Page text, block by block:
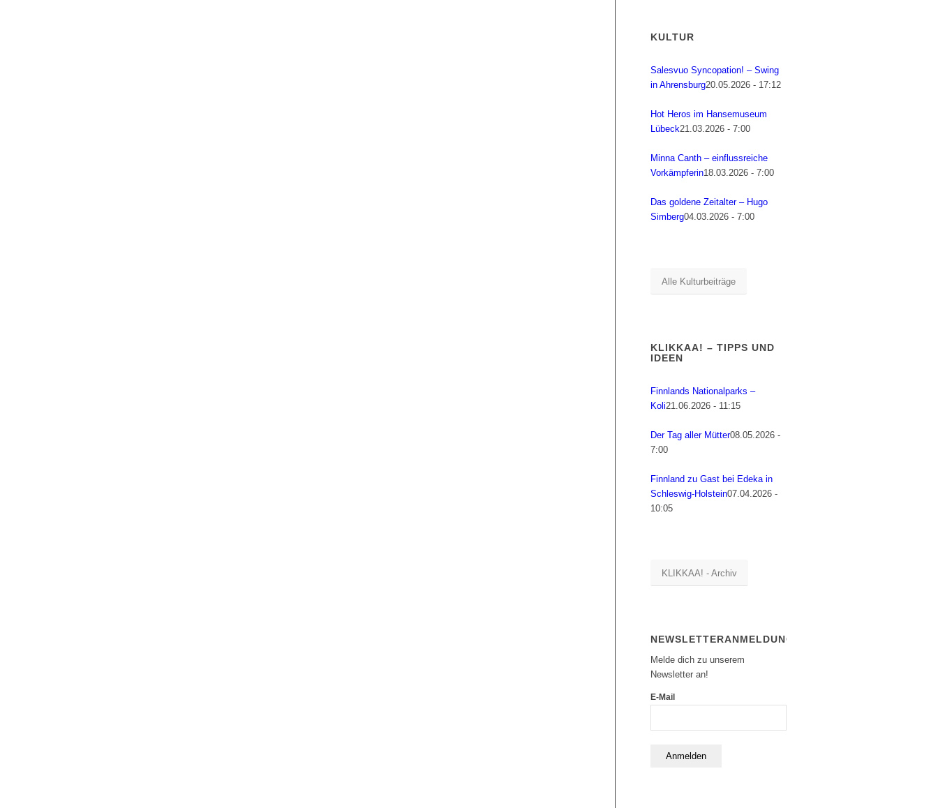
KULTUR
Salesvuo Syncopation! – Swing
in Ahrensburg20.05.2026 - 17:12
Hot Heros im Hansemuseum
Lübeck21.03.2026 - 7:00
Minna Canth – einflussreiche
Vorkämpferin18.03.2026 - 7:00
Das goldene Zeitalter – Hugo
Simberg04.03.2026 - 7:00
Alle Kulturbeiträge
KLIKKAA! – TIPPS UND
IDEEN
Finnlands Nationalparks –
Koli21.06.2026 - 11:15
Der Tag aller Mütter08.05.2026 -
7:00
Finnland zu Gast bei Edeka in
Schleswig-Holstein07.04.2026 -
10:05
KLIKKAA! - Archiv
NEWSLETTERANMELDUNG
Melde dich zu unserem
Newsletter an!
E-Mail
Anmelden